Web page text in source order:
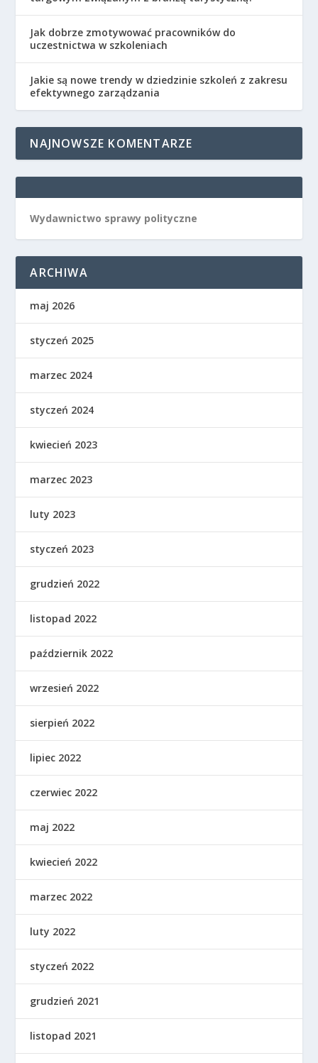
Jak dobrze zmotywować pracowników do
uczestnictwa w szkoleniach
Jakie są nowe trendy w dziedzinie szkoleń z zakresu
efektywnego zarządzania
NAJNOWSZE KOMENTARZE
Wydawnictwo sprawy polityczne
ARCHIWA
maj 2026
styczeń 2025
marzec 2024
styczeń 2024
kwiecień 2023
marzec 2023
luty 2023
styczeń 2023
grudzień 2022
listopad 2022
październik 2022
wrzesień 2022
sierpień 2022
lipiec 2022
czerwiec 2022
maj 2022
kwiecień 2022
marzec 2022
luty 2022
styczeń 2022
grudzień 2021
listopad 2021